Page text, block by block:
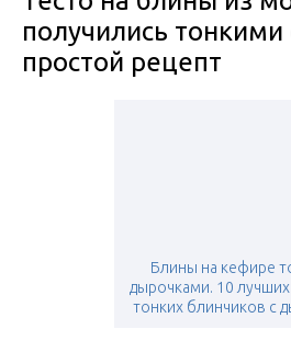
получились
простой рецепт
Блины на кефире
дырочками. 10
тонких блинчиков с